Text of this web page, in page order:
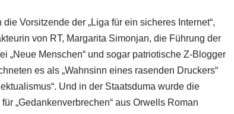
Vorsitzende der „Liga für ein sicheres Internet“,
von RT, Margarita Simonjan, die Führung der
„Neue Menschen“ und sogar patriotische Z-Blogger
es als „Wahnsinn eines rasenden Druckers“
Und in der Staatsduma wurde die
„Gedankenverbrechen“ aus Orwells Roman